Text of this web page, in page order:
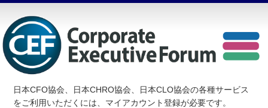
日本CFO協会、日本CHRO協会、日本CLO協会の各種サービス
をご利用いただくには、マイアカウント登録が必要です。